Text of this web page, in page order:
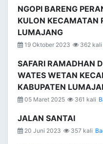
NGOPI BARENG
KULON KECAMATAN
LUMAJANG
19 Oktober 2023 362 kali
SAFARI RAMADHAN
WATES WETAN
KABUPATEN
05 Maret 2025 361 kali
JALAN SANTAI
20 Juni 2023 357 kali